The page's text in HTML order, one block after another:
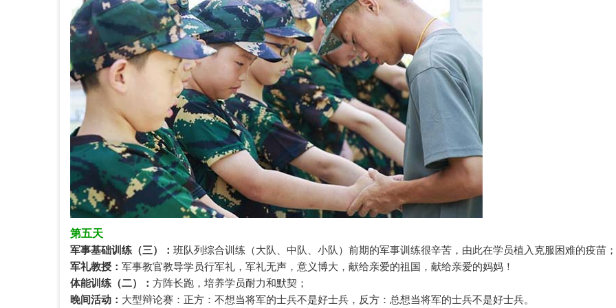
第五天
军事基础训练（三）： 班队列综合训练（大队、中队、小队）前期的军事训练很辛苦，由此在学员植入克服困难的疫苗；
军礼教授： 军事教官教导学员行军礼，军礼无声，意义博大，献给亲爱的祖国，献给亲爱的妈妈！
体能训练（二）： 方阵长跑，培养学员耐力和默契；
晚间活动： 大型辩论赛：正方：不想当将军的士兵不是好士兵，反方：总想当将军的士兵不是好士兵。